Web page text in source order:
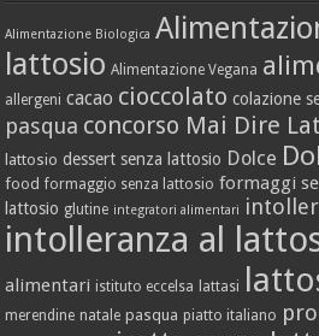
Alimentazione Biologica
lattosio Alimentazione Vegana
allergeni cacao cioccolato colazione
pasqua concorso Mai Dire
lattosio dessert senza lattosio Dolce
food formaggio senza lattosio formaggi
lattosio glutine integratori alimentari
intolleranza al
alimentari istituto eccelsa lattasi
merendine natale pasqua piatto italiano